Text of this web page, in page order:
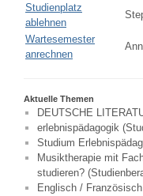
Studienplatz
ablehnen
Wartesemester
anrechnen
Aktuelle Themen
DEUTSCHE
erlebnispädagogik
Studium
Musiktherapie mit
studieren?
Englisch /